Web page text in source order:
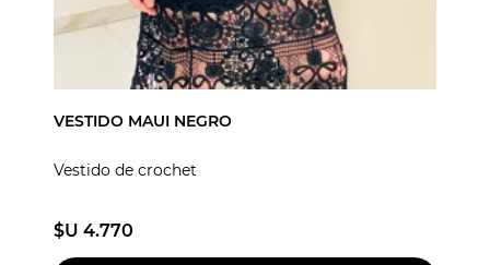
VESTIDO MAUI NEGRO
Vestido de crochet
$U 4.770